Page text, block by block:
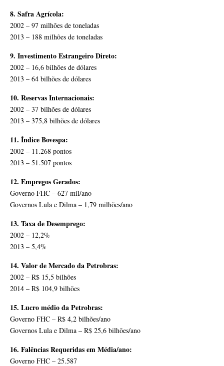
8. Safra Agrícola:
2002 – 97 milhões de toneladas
2013 – 188 milhões de toneladas
9. Investimento Estrangeiro Direto:
2002 – 16,6 bilhões de dólares
2013 – 64 bilhões de dólares
10. Reservas Internacionais:
2002 – 37 bilhões de dólares
2013 – 375,8 bilhões de dólares
11. Índice Bovespa:
2002 – 11.268 pontos
2013 – 51.507 pontos
12. Empregos Gerados:
Governo FHC – 627 mil/ano
Governos Lula e Dilma – 1,79 milhões/ano
13. Taxa de Desemprego:
2002 – 12,2%
2013 – 5,4%
14. Valor de Mercado da Petrobras:
2002 – R$ 15,5 bilhões
2014 – R$ 104,9 bilhões
15. Lucro médio da Petrobras:
Governo FHC – R$ 4,2 bilhões/ano
Governos Lula e Dilma – R$ 25,6 bilhões/ano
16. Falências Requeridas em Média/ano:
Governo FHC – 25.587